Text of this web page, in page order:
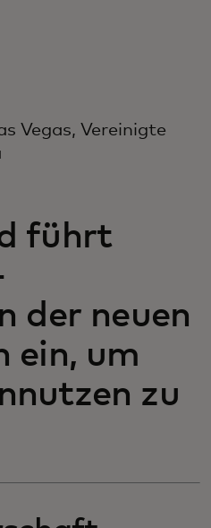
Vegas, Vereinigte
führt
der neuen
ein, um
zu